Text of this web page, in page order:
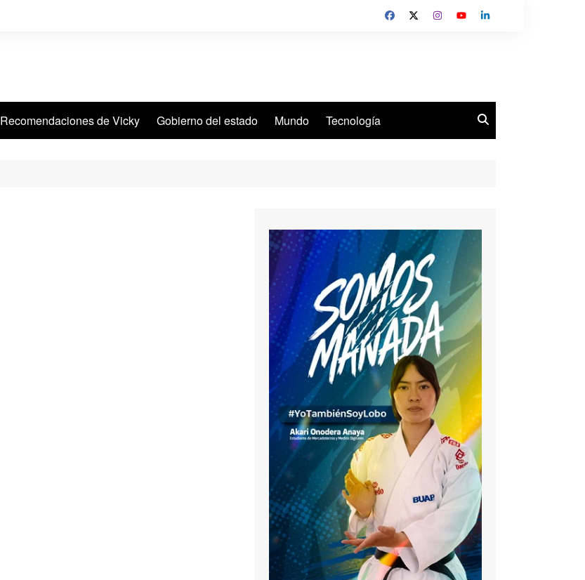
Recomendaciones de Vicky Gobierno del estado Mundo Tecnología